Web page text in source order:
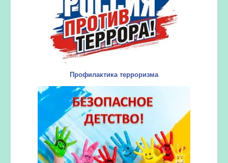
Профилактика терроризма